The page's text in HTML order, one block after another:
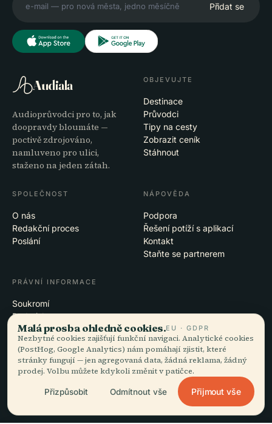
Přidat se
Audiala
Audioprůvodci pro to, jak
doopravdy bloumáte —
poctivě zdrojováno,
namluveno pro ulici,
staženo na jeden zátah.
OBJEVUJTE
Destinace
Průvodci
Tipy na cesty
Zobrazit ceník
Stáhnout
SPOLEČNOST
O nás
Redakční proces
Poslání
NÁPOVĚDA
Podpora
Řešení potíží s aplikací
Kontakt
Staňte se partnerem
PRÁVNÍ INFORMACE
Soukromí
Podmínky
Nastavení cookies
Smazat účet
© 2026 Audiala · Vzniká v Morges ve Švýcarsku, na cestách i v oblacích
EN · FR · DE · ES · IT · PT · JA · ZH · HI · RU · CS · AR
Malá prosba ohledně cookies.EU · GDPR
Nezbytné cookies zajišťují funkční navigaci. Analytické cookies
(PostHog, Google Analytics) nám pomáhají zjistit, které
stránky fungují — jen agregovaná data, žádná reklama, žádný
prodej. Volbu můžete kdykoli změnit v patičce.
Přizpůsobit Odmítnout vše Přijmout vše